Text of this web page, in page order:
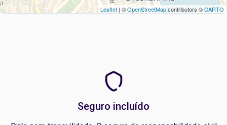
Leaflet | ©OpenStreetMapcontributors ©CARTO
Seguro incluído